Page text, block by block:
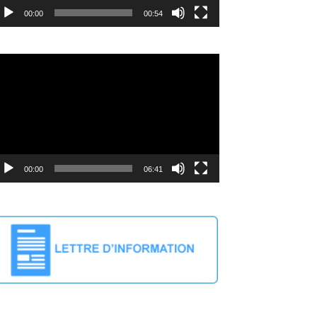
00:00 00:54
00:00 06:41